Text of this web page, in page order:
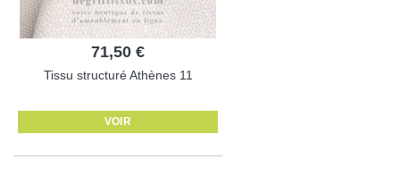
71,50 €
Tissu structuré Athènes 11
VOIR